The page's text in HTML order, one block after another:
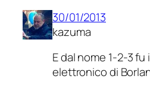
30/01/2013
kazuma
E dal nome 1-2-3
elettronico di